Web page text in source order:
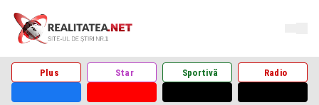
Plus Star Sportivă Radio